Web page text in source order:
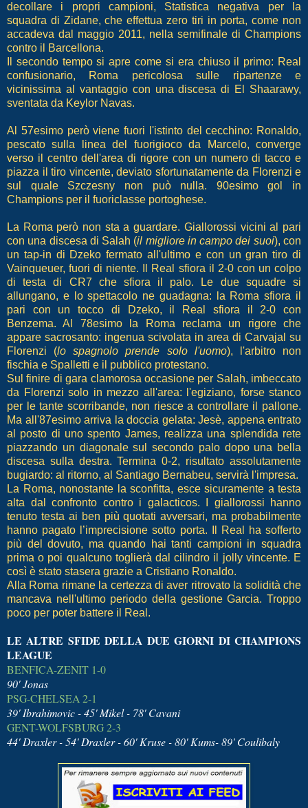
decollare i propri campioni, Statistica negativa per la
squadra di Zidane, che effettua zero tiri in porta, come non
accadeva dal maggio 2011, nella semifinale di Champions
contro il Barcellona.
Il secondo tempo si apre come si era chiuso il primo: Real
confusionario, Roma pericolosa sulle ripartenze e
vicinissima al vantaggio con una discesa di El Shaarawy,
sventata da Keylor Navas.
Al 57esimo però viene fuori l'istinto del cecchino: Ronaldo,
pescato sulla linea del fuorigioco da Marcelo, converge
verso il centro dell'area di rigore con un numero di tacco e
piazza il tiro vincente, deviato sfortunatamente da Florenzi e
sul quale Szczesny non può nulla. 90esimo gol in
Champions per il fuoriclasse portoghese.
La Roma però non sta a guardare. Giallorossi vicini al pari
con una discesa di Salah (il migliore in campo dei suoi), con
un tap-in di Dzeko fermato all'ultimo e con un gran tiro di
Vainqueuer, fuori di niente. Il Real sfiora il 2-0 con un colpo
di testa di CR7 che sfiora il palo. Le due squadre si
allungano, e lo spettacolo ne guadagna: la Roma sfiora il
pari con un tocco di Dzeko, il Real sfiora il 2-0 con
Benzema. Al 78esimo la Roma reclama un rigore che
appare sacrosanto: ingenua scivolata in area di Carvajal su
Florenzi (lo spagnolo prende solo l'uomo), l'arbitro non
fischia e Spalletti e il pubblico protestano.
Sul finire di gara clamorosa occasione per Salah, imbeccato
da Florenzi solo in mezzo all'area: l'egiziano, forse stanco
per le tante scorribande, non riesce a controllare il pallone.
Ma all'87esimo arriva la doccia gelata: Jesè, appena entrato
al posto di uno spento James, realizza una splendida rete
piazzando un diagonale sul secondo palo dopo una bella
discesa sulla destra. Termina 0-2, risultato assolutamente
bugiardo: al ritorno, al Santiago Bernabeu, servirà l'impresa.
La Roma, nonostante la sconfitta, esce sicuramente a testa
alta dal confronto contro i galacticos. I giallorossi hanno
tenuto testa ai ben più quotati avversari, ma probabilmente
hanno pagato l’imprecisione sotto porta. Il Real ha sofferto
più del dovuto, ma quando hai tanti campioni in squadra
prima o poi qualcuno toglierà dal cilindro il jolly vincente. E
così è stato stasera grazie a Cristiano Ronaldo.
Alla Roma rimane la certezza di aver ritrovato la solidità che
mancava nell'ultimo periodo della gestione Garcia. Troppo
poco per poter battere il Real.
LE ALTRE SFIDE DELLA DUE GIORNI DI CHAMPIONS
LEAGUE
BENFICA-ZENIT 1-0
90' Jonas
PSG-CHELSEA 2-1
39' Ibrahimovic - 45' Mikel - 78' Cavani
GENT-WOLFSBURG 2-3
44' Draxler - 54' Draxler - 60' Kruse - 80' Kums- 89' Coulibaly